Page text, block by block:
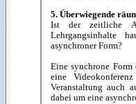
5. Über­wie­gen­de
Ist der zeitliche
Lehrgangsinhalte
asynchroner Form?
Eine synchrone Form
eine
Veranstaltung auch
dabei um eine